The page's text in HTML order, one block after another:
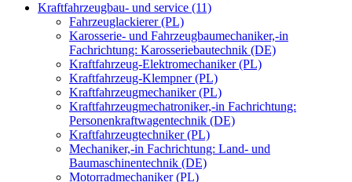
Kraftfahrzeugbau- und service (11)
Fahrzeuglackierer (PL)
Karosserie- und Fahrzeugbaumechaniker,-in
Fachrichtung: Karosseriebautechnik (DE)
Kraftfahrzeug-Elektromechaniker (PL)
Kraftfahrzeug-Klempner (PL)
Kraftfahrzeugmechaniker (PL)
Kraftfahrzeugmechatroniker,-in Fachrichtung:
Personenkraftwagentechnik (DE)
Kraftfahrzeugtechniker (PL)
Mechaniker,-in Fachrichtung: Land- und
Baumaschinentechnik (DE)
Motorradmechaniker (PL)